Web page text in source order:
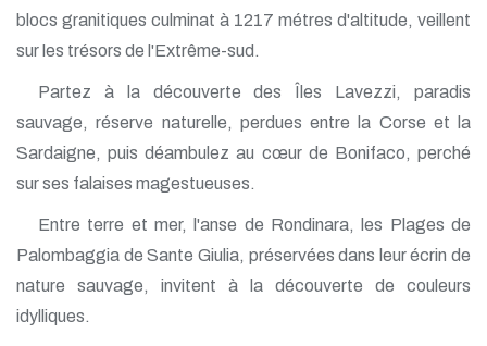
blocs granitiques culminat à 1217 métres d'altitude, veillent
sur les trésors de l'Extrême-sud.
Partez à la découverte des Îles Lavezzi, paradis
sauvage, réserve naturelle, perdues entre la Corse et la
Sardaigne, puis déambulez au cœur de Bonifaco, perché
sur ses falaises magestueuses.
Entre terre et mer, l'anse de Rondinara, les Plages de
Palombaggia de Sante Giulia, préservées dans leur écrin de
nature sauvage, invitent à la découverte de couleurs
idylliques.